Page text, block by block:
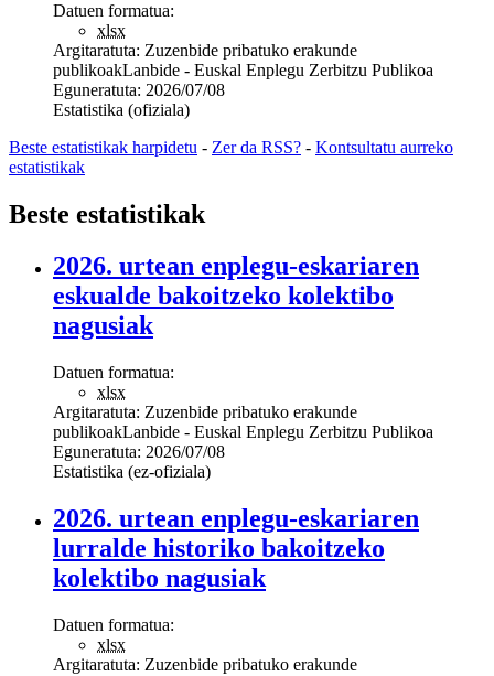
Datuen formatua:
xlsx
Argitaratuta: Zuzenbide pribatuko erakunde
publikoakLanbide - Euskal Enplegu Zerbitzu Publikoa
Eguneratuta: 2026/07/08
Estatistika (ofiziala)
Beste estatistikak harpidetu - Zer da RSS? - Kontsultatu aurreko
estatistikak
Beste estatistikak
2026. urtean enplegu-eskariaren
eskualde bakoitzeko kolektibo
nagusiak
Datuen formatua:
xlsx
Argitaratuta: Zuzenbide pribatuko erakunde
publikoakLanbide - Euskal Enplegu Zerbitzu Publikoa
Eguneratuta: 2026/07/08
Estatistika (ez-ofiziala)
2026. urtean enplegu-eskariaren
lurralde historiko bakoitzeko
kolektibo nagusiak
Datuen formatua:
xlsx
Argitaratuta: Zuzenbide pribatuko erakunde